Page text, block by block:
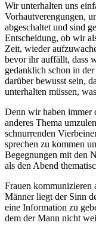
Wir unterhalten uns
Vorhautverengungen,
abgeschaltet und sind
Entscheidung, ob wir
Zeit, wieder
bevor ihr auffällt, dass
gedanklich schon in
darüber bewusst sein,
unterhalten müssen,
Denn wir haben immer
anderes Thema
schnurrenden
sprechen zu kommen
Begegnungen mit den
als den Abend
Frauen kommunizieren
Männer liegt der Sinn
eine Information zu
dem der Mann nicht